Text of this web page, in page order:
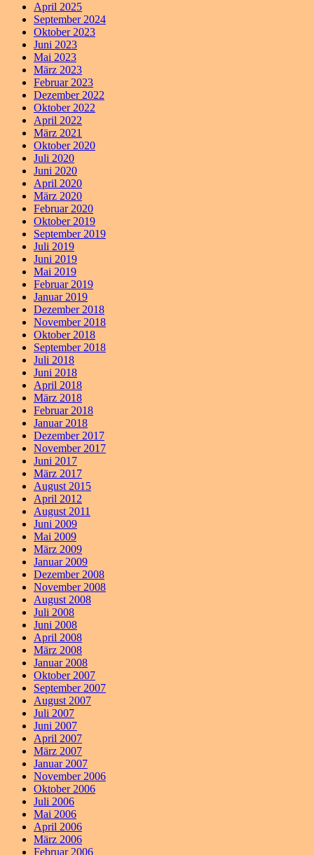
April 2025
September 2024
Oktober 2023
Juni 2023
Mai 2023
März 2023
Februar 2023
Dezember 2022
Oktober 2022
April 2022
März 2021
Oktober 2020
Juli 2020
Juni 2020
April 2020
März 2020
Februar 2020
Oktober 2019
September 2019
Juli 2019
Juni 2019
Mai 2019
Februar 2019
Januar 2019
Dezember 2018
November 2018
Oktober 2018
September 2018
Juli 2018
Juni 2018
April 2018
März 2018
Februar 2018
Januar 2018
Dezember 2017
November 2017
Juni 2017
März 2017
August 2015
April 2012
August 2011
Juni 2009
Mai 2009
März 2009
Januar 2009
Dezember 2008
November 2008
August 2008
Juli 2008
Juni 2008
April 2008
März 2008
Januar 2008
Oktober 2007
September 2007
August 2007
Juli 2007
Juni 2007
April 2007
März 2007
Januar 2007
November 2006
Oktober 2006
Juli 2006
Mai 2006
April 2006
März 2006
Februar 2006